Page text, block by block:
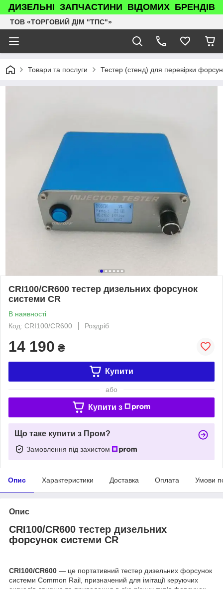
ДИЗЕЛЬНІ ЗАПЧАСТИНИ ВІДОМИХ БРЕНДІВ
ТОВ «ТОРГОВИЙ ДІМ "ТПС"»
Товари та послуги Тестер (стенд) для перевірки
CRI100/CR600 тестер дизельних форсунок
системи CR
В наявності
Код: CRI100/CR600
Роздріб
14 190 ₴
Купити
або
Купити з
Що таке купити з Пром?
Замовлення під захистом
Опис Характеристики Доставка Оплата Умови
Опис
CRI100/CR600 тестер дизельних
форсунок системи CR
CRI100/CR600 — це портативний тестер дизельних форсунок
системи Common Rail, призначений для імітації керуючих